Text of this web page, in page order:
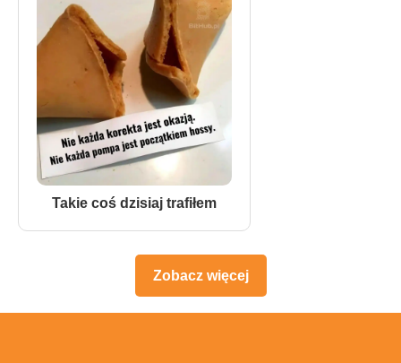
Takie coś dzisiaj trafiłem
Zobacz więcej